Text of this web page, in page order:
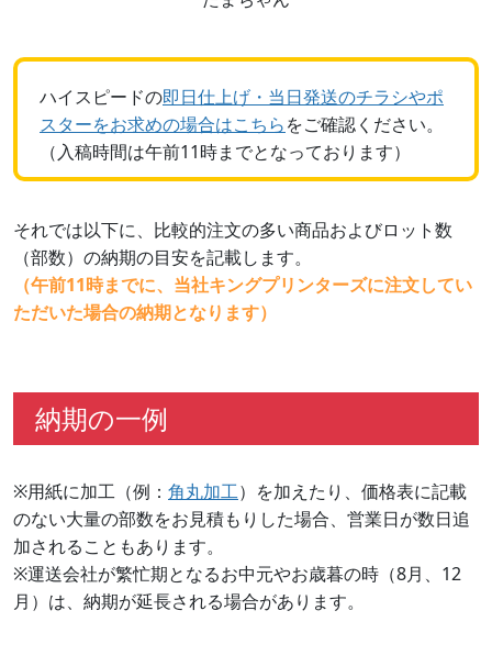
ハイスピードの即日仕上げ・当日発送のチラシやポ
スターをお求めの場合はこちらをご確認ください。
（入稿時間は午前11時までとなっております）
それでは以下に、比較的注文の多い商品およびロット数
（部数）の納期の目安を記載します。
（午前11時までに、当社キングプリンターズに注文してい
ただいた場合の納期となります）
納期の一例
※用紙に加工（例： 角丸加工）を加えたり、価格表に記載
のない大量の部数をお見積もりした場合、営業日が数日追
加されることもあります。
※運送会社が繁忙期となるお中元やお歳暮の時（8月、12
月）は、納期が延長される場合があります。